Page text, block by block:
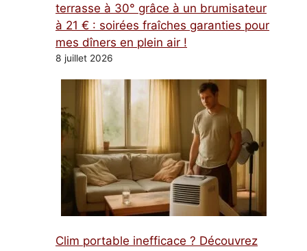
terrasse à 30° grâce à un brumisateur
à 21 € : soirées fraîches garanties pour
mes dîners en plein air !
8 juillet 2026
Clim portable inefficace ? Découvrez